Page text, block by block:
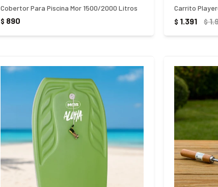
Cobertor Para Piscina Mor 1500/2000 Litros
$ 890
Carrito
$ 1.391 $